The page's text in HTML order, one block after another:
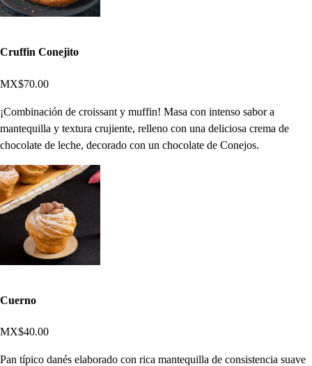
Cruffin Conejito
MX$70.00
¡Combinación de croissant y muffin! Masa con intenso sabor a
mantequilla y textura crujiente, relleno con una deliciosa crema de
chocolate de leche, decorado con un chocolate de Conejos.
Cuerno
MX$40.00
Pan típico danés elaborado con rica mantequilla de consistencia suave